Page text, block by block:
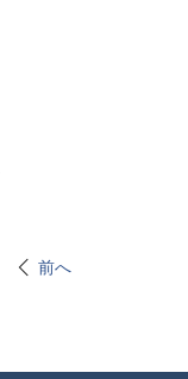
前へ